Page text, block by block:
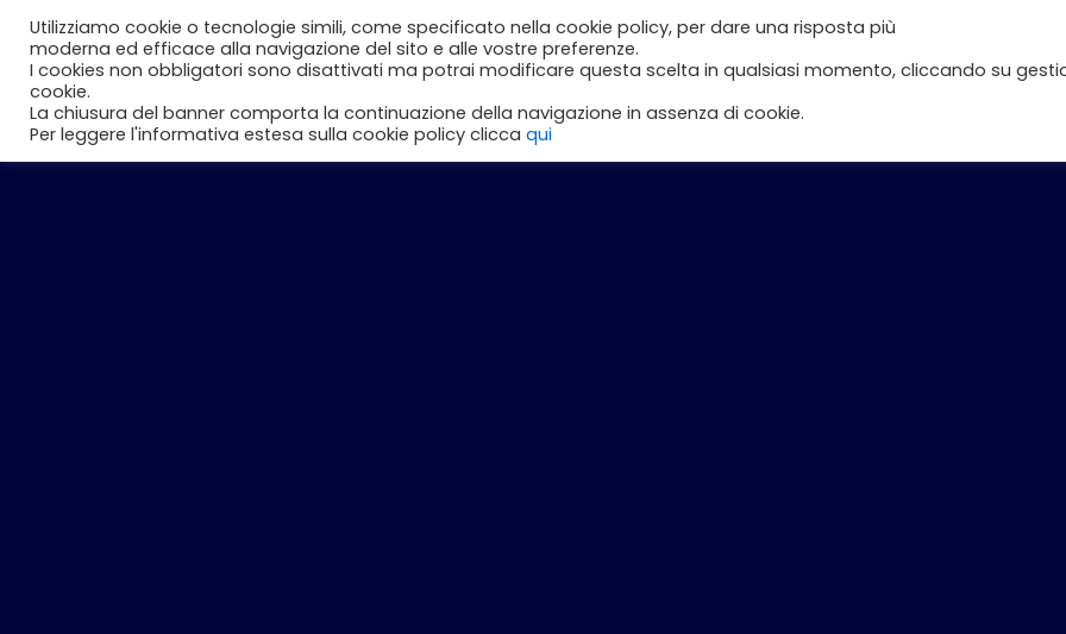
contenuto
Perché noi Studenti Aziende Inizia con DLI Corsi
Utilizziamo cookie o tecnologie simili, come specificato nella cookie policy, per dare una risposta più
moderna ed efficace alla navigazione del sito e alle vostre preferenze.
I cookies non obbligatori sono disattivati ma potrai modificare questa scelta in qualsiasi momento, cliccando su
cookie.
La chiusura del banner comporta la continuazione della navigazione in assenza di cookie.
Per leggere l'informativa estesa sulla cookie policy clicca qui